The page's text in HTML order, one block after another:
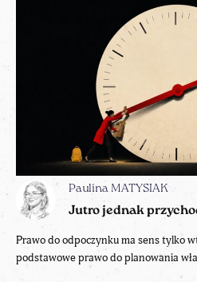
Paulina MATYSIAK
Jutro jednak
Prawo do odpoczynku ma sens tylko
podstawowe prawo do planowania